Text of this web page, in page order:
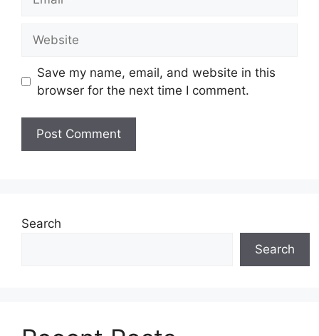
Save my name, email, and website in this
browser for the next time I comment.
Search
Search